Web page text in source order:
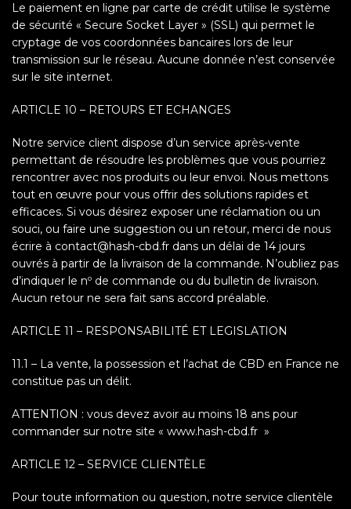
Le paiement en ligne par carte de crédit utilise le système
de sécurité « Secure Socket Layer » (SSL) qui permet le
cryptage de vos coordonnées bancaires lors de leur
transmission sur le réseau. Aucune donnée n’est conservée
sur le site internet.
ARTICLE 10 – RETOURS ET ECHANGES
Notre service client dispose d’un service après-vente
permettant de résoudre les problèmes que vous pourriez
rencontrer avec nos produits ou leur envoi. Nous mettons
tout en œuvre pour vous offrir des solutions rapides et
efficaces. Si vous désirez exposer une réclamation ou un
souci, ou faire une suggestion ou un retour, merci de nous
écrire à contact@hash-cbd.fr dans un délai de 14 jours
ouvrés à partir de la livraison de la commande. N’oubliez pas
d’indiquer le nº de commande ou du bulletin de livraison.
Aucun retour ne sera fait sans accord préalable.
ARTICLE 11 – RESPONSABILITÉ ET LEGISLATION
11.1 – La vente, la possession et l’achat de CBD en France ne
constitue pas un délit.
ATTENTION : vous devez avoir au moins 18 ans pour
commander sur notre site « www.hash-cbd.fr »
ARTICLE 12 – SERVICE CLIENTÈLE
Pour toute information ou question, notre service clientèle